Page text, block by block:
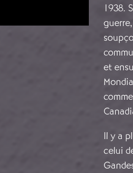
1938.
et
Il y a
celui